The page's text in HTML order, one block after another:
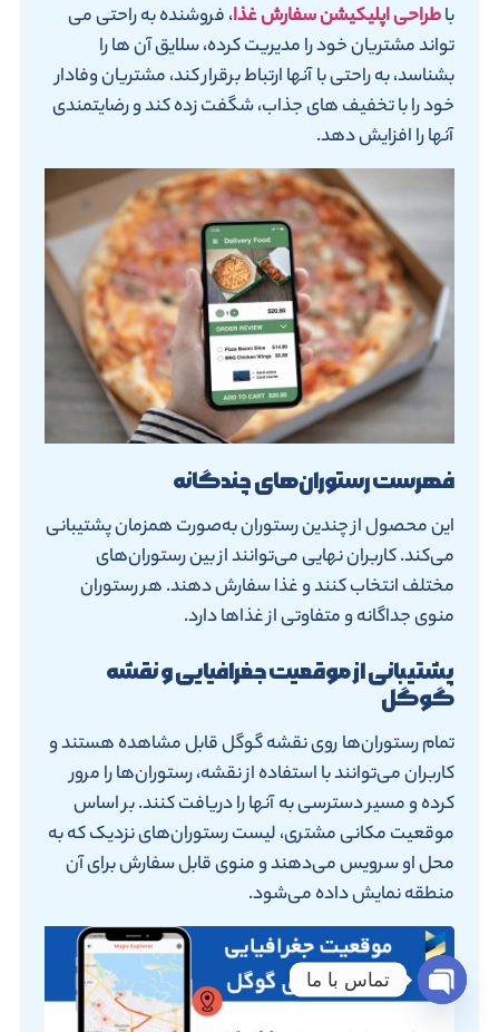
باطراحی اپلیکیشن سفارش غذا، فروشنده به راحتی می
تواند مشتریان خود را مدیریت کرده، سلایق آن ها را
بشناسد، به راحتی با آنها ارتباط برقرار کند، مشتریان وفادار
خود را با تخفیف های جذاب، شگفت زده کند و رضایتمندی
آنها را افزایش دهد.
فهرست رستوران‌های چندگانه
این محصول از چندین رستوران به‌صورت همزمان پشتیبانی
می‌کند. کاربران نهایی می‌توانند از بین رستوران‌های
مختلف انتخاب کنند و غذا سفارش دهند. هر رستوران
منوی جداگانه و متفاوتی از غذاها دارد.
پشتیبانی از موقعیت جغرافیایی و نقشه
گوگل
تمام رستوران‌ها روی نقشه گوگل قابل مشاهده هستند و
کاربران می‌توانند با استفاده از نقشه، رستوران‌ها را مرور
کرده و مسیر دسترسی به آنها را دریافت کنند. بر اساس
موقعیت مکانی مشتری، لیست رستوران‌های نزدیک که به
محل او سرویس می‌دهند و منوی قابل سفارش برای آن
منطقه نمایش داده می‌شود.
تماس با ما